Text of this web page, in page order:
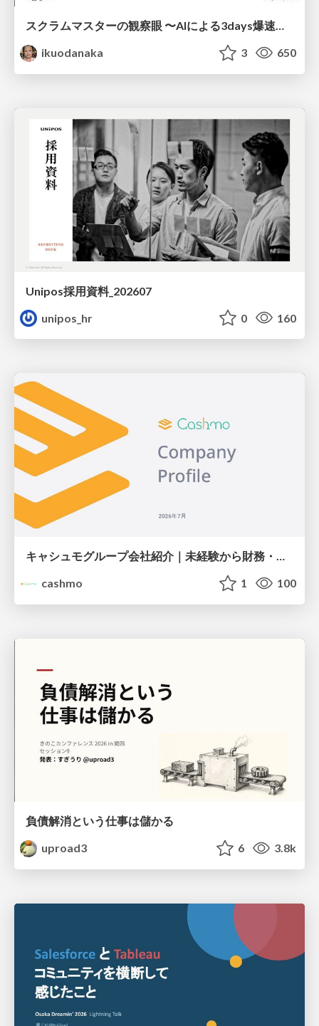
スクラムマスターの観察眼 〜AIによる3days爆速キャッチアップと次の一手〜/The Scrum Master's Insight: Lightning-Fast 3-Day Catch-Up with AI and the Next Move
ikuodanaka
3 650
Unipos採用資料_202607
unipos_hr
0 160
キャシュモグループ会社紹介｜未経験から財務・経営のプロを目指す
cashmo
1 100
負債解消という仕事は儲かる
uproad3
6 3.8k